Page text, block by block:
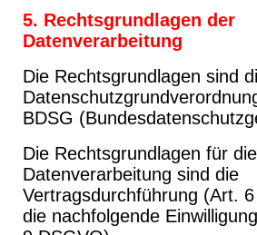
5. Rechtsgrundlagen der
Datenverarbeitung
Die Rechtsgrundlagen sind
BDSG
Die Rechtsgrundlagen für die
Datenverarbeitung sind die
Vertragsdurchführung (Art.
die nachfolgende